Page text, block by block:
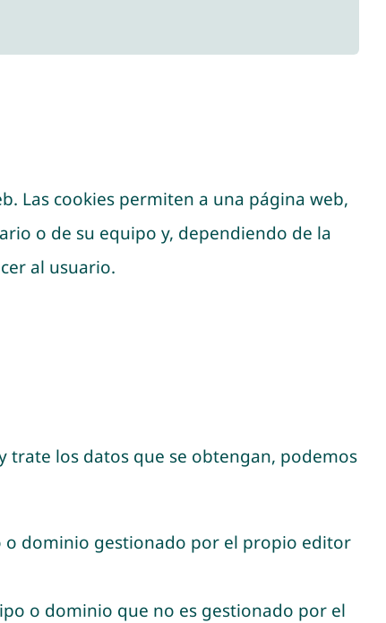
Las cookies permiten a una página web,
o de su equipo y, dependiendo de la
al usuario.
trate los datos que se obtengan, podemos
o dominio gestionado por el propio editor
o dominio que no es gestionado por el